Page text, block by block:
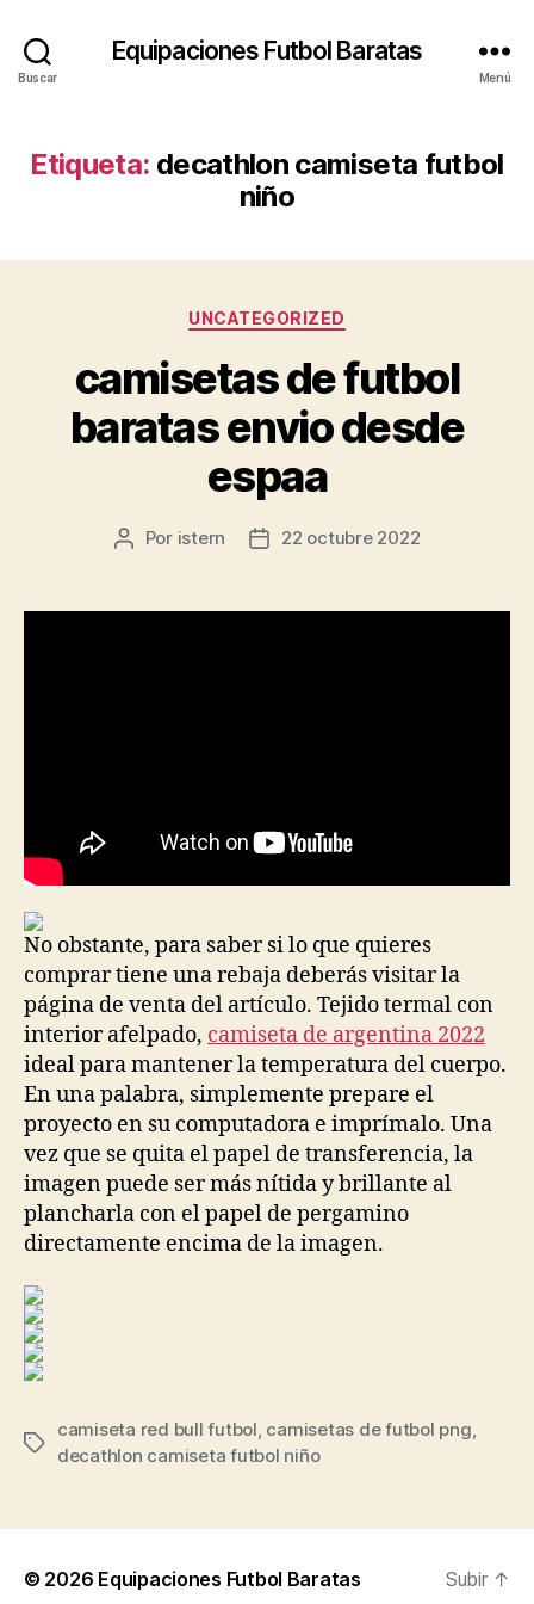
Buscar
Equipaciones Futbol Baratas
Menú
Etiqueta: decathlon camiseta futbol
niño
Categorías
UNCATEGORIZED
camisetas de futbol
baratas envio desde
espaa
Autor
entrada
Por istern
Fecha
entrada
22 octubre 2022
No obstante, para saber si lo que quieres
comprar tiene una rebaja deberás visitar la
página de venta del artículo. Tejido termal con
interior afelpado, camiseta de argentina 2022
ideal para mantener la temperatura del cuerpo.
En una palabra, simplemente prepare el
proyecto en su computadora e imprímalo. Una
vez que se quita el papel de transferencia, la
imagen puede ser más nítida y brillante al
plancharla con el papel de pergamino
directamente encima de la imagen.
Etiquetas
camiseta red bull futbol, camisetas de futbol png,
decathlon camiseta futbol niño
© 2026 Equipaciones Futbol Baratas Subir ↑